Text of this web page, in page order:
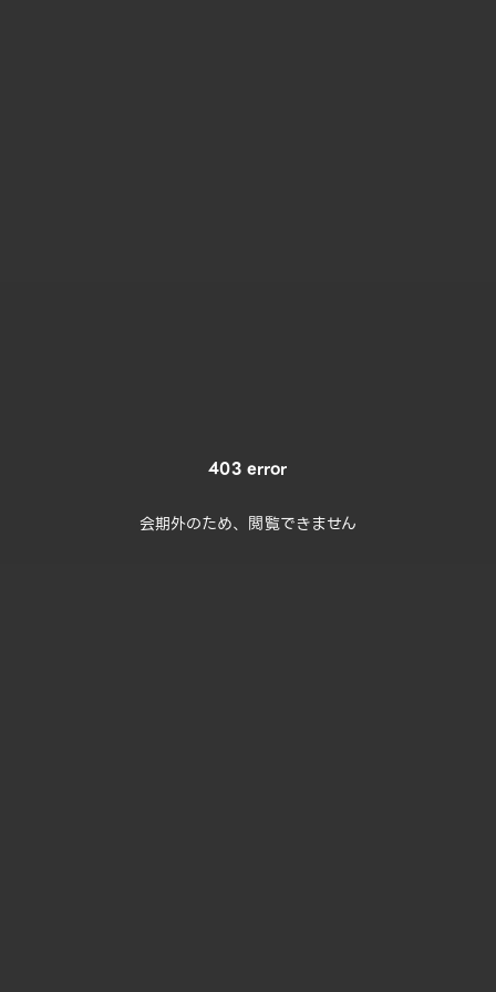
403 error
会期外のため、閲覧できません